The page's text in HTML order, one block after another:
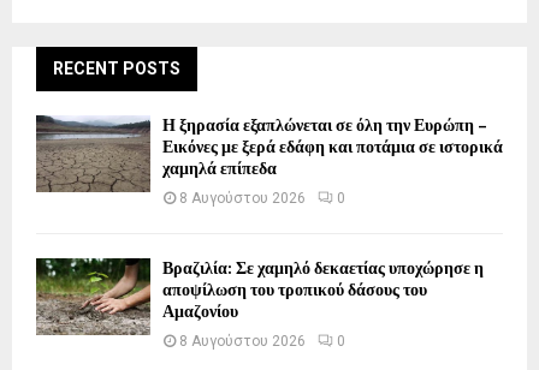
RECENT POSTS
Η ξηρασία εξαπλώνεται σε όλη την Ευρώπη –
Εικόνες με ξερά εδάφη και ποτάμια σε ιστορικά
χαμηλά επίπεδα
8 Αυγούστου 2026 0
Βραζιλία: Σε χαμηλό δεκαετίας υποχώρησε η
αποψίλωση του τροπικού δάσους του
Αμαζονίου
8 Αυγούστου 2026 0